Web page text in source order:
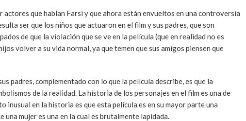
que hablan Farsi y que ahora están envueltos en una controversia
ser que los niños que actuaron en el film y sus padres, que son
de que la violación que se ve en la película (que en realidad no es
volver a su vida normal, ya que temen que sus amigos piensen que
padres, complementado con lo que la película describe, es que la
de la realidad. La historia de los personajes en el film es una de
inusual en la historia es que esta película es en su mayor parte una
mujer es una en la cual es brutalmente lapidada.